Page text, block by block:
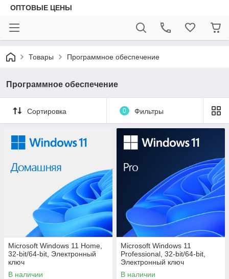
ОПТОВЫЕ ЦЕНЫ
Товары Программное обеспечение
Программное обеспечение
Сортировка 0 Фильтры
Microsoft Windows 11 Home,
32-bit/64-bit, Электронный
ключ
В наличии
Microsoft Windows 11
Professional, 32-bit/64-bit,
Электронный ключ
В наличии